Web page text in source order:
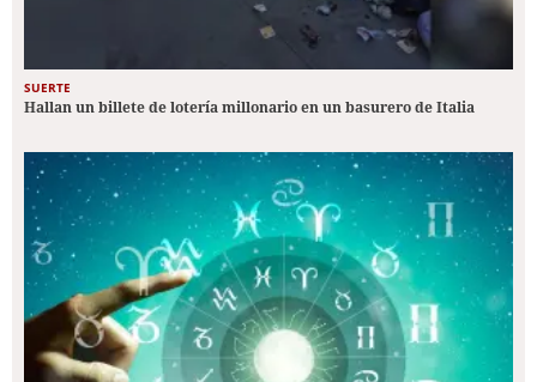
SUERTE
Hallan un billete de lotería millonario en un basurero de Italia